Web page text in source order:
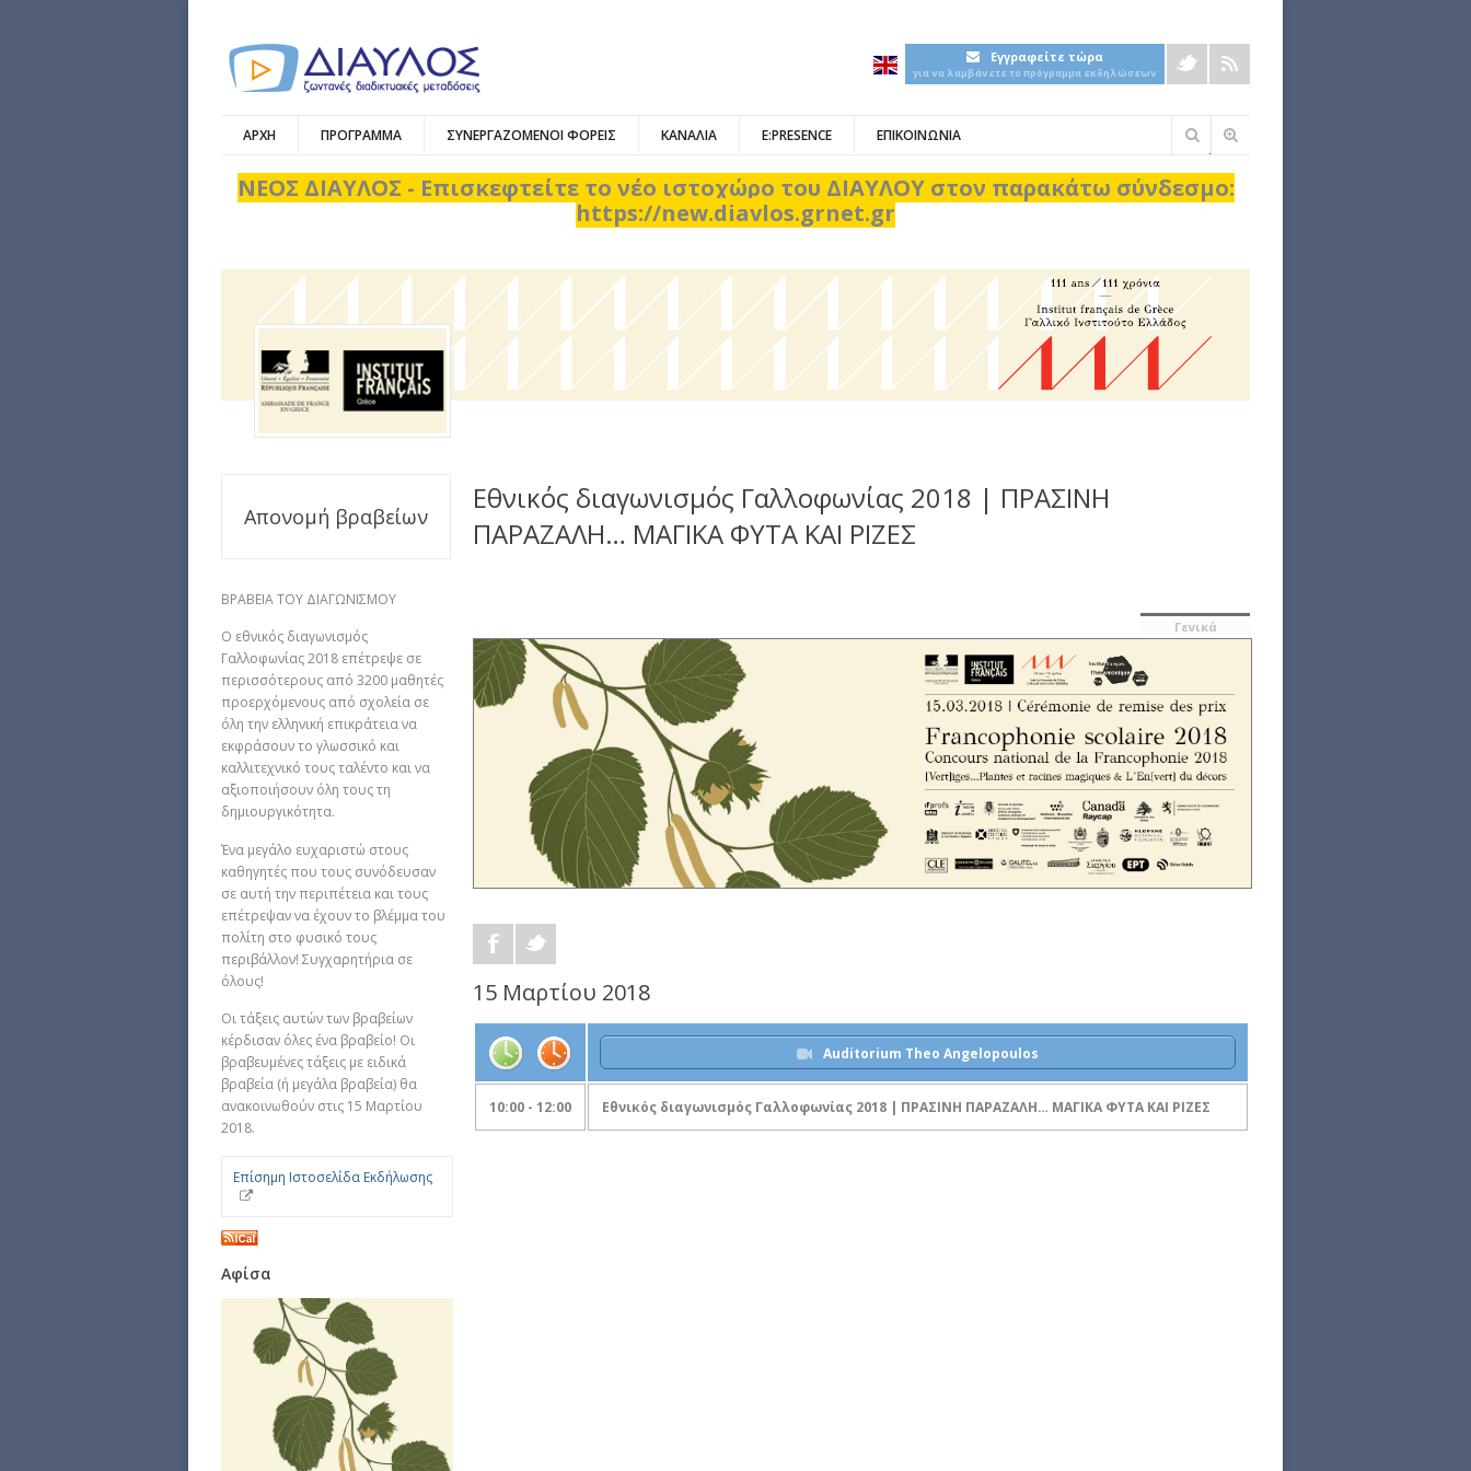
Εγγραφείτε τώρα
για να λαμβάνετε το πρόγραμμα εκδηλώσεων
ΑΡΧΗ ΠΡΟΓΡΑΜΜΑ ΣΥΝΕΡΓΑΖΟΜΕΝΟΙ ΦΟΡΕΙΣ ΚΑΝΑΛΙΑ E:PRESENCE ΕΠΙΚΟΙΝΩΝΙΑ
Φόρμα
αναζήτησης
ΝΕΟΣ ΔΙΑΥΛΟΣ - Επισκεφτείτε το νέο ιστοχώρο του ΔΙΑΥΛΟΥ στον παρακάτω σύνδεσμο:
https://new.diavlos.grnet.gr
Eθνικός διαγωνισμός Γαλλοφωνίας 2018 | ΠΡΑΣΙΝΗ
ΠΑΡΑΖΑΛΗ… ΜΑΓΙΚΑ ΦΥΤΑ ΚΑΙ ΡΙΖΕΣ
Απονομή βραβείων
ΒΡΑΒΕΙΑ ΤΟΥ ΔΙΑΓΩΝΙΣΜΟΥ
O εθνικός διαγωνισμός
Γαλλοφωνίας 2018 επέτρεψε σε
περισσότερους από 3200 μαθητές
προερχόμενους από σχολεία σε
όλη την ελληνική επικράτεια να
εκφράσουν το γλωσσικό και
καλλιτεχνικό τους ταλέντο και να
αξιοποιήσουν όλη τους τη
δημιουργικότητα.
Ένα μεγάλο ευχαριστώ στους
καθηγητές που τους συνόδευσαν
σε αυτή την περιπέτεια και τους
επέτρεψαν να έχουν το βλέμμα του
πολίτη στο φυσικό τους
περιβάλλον! Συγχαρητήρια σε
όλους!
Οι τάξεις αυτών των βραβείων
κέρδισαν όλες ένα βραβείο! Οι
βραβευμένες τάξεις με ειδικά
βραβεία (ή μεγάλα βραβεία) θα
ανακοινωθούν στις 15 Μαρτίου
2018.
Επίσημη Ιστοσελίδα Εκδήλωσης
Αφίσα
Γενικά
15 Μαρτίου 2018
Auditorium Theo Angelopoulos
10:00 - 12:00 Eθνικός διαγωνισμός Γαλλοφωνίας 2018 | ΠΡΑΣΙΝΗ ΠΑΡΑΖΑΛΗ… ΜΑΓΙΚΑ ΦΥΤΑ ΚΑΙ ΡΙΖΕΣ